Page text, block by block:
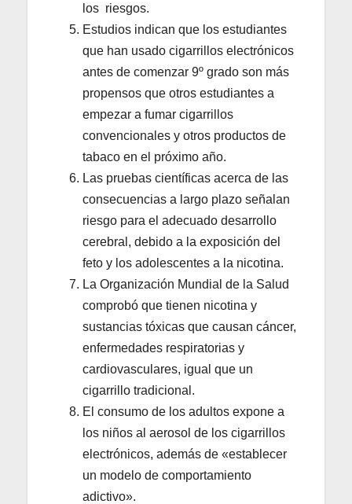
los riesgos.
Estudios indican que los estudiantes
que han usado cigarrillos electrónicos
antes de comenzar 9º grado son más
propensos que otros estudiantes a
empezar a fumar cigarrillos
convencionales y otros productos de
tabaco en el próximo año.
Las pruebas científicas acerca de las
consecuencias a largo plazo señalan
riesgo para el adecuado desarrollo
cerebral, debido a la exposición del
feto y los adolescentes a la nicotina.
La Organización Mundial de la Salud
comprobó que tienen nicotina y
sustancias tóxicas que causan cáncer,
enfermedades respiratorias y
cardiovasculares, igual que un
cigarrillo tradicional.
El consumo de los adultos expone a
los niños al aerosol de los cigarrillos
electrónicos, además de «establecer
un modelo de comportamiento
adictivo».